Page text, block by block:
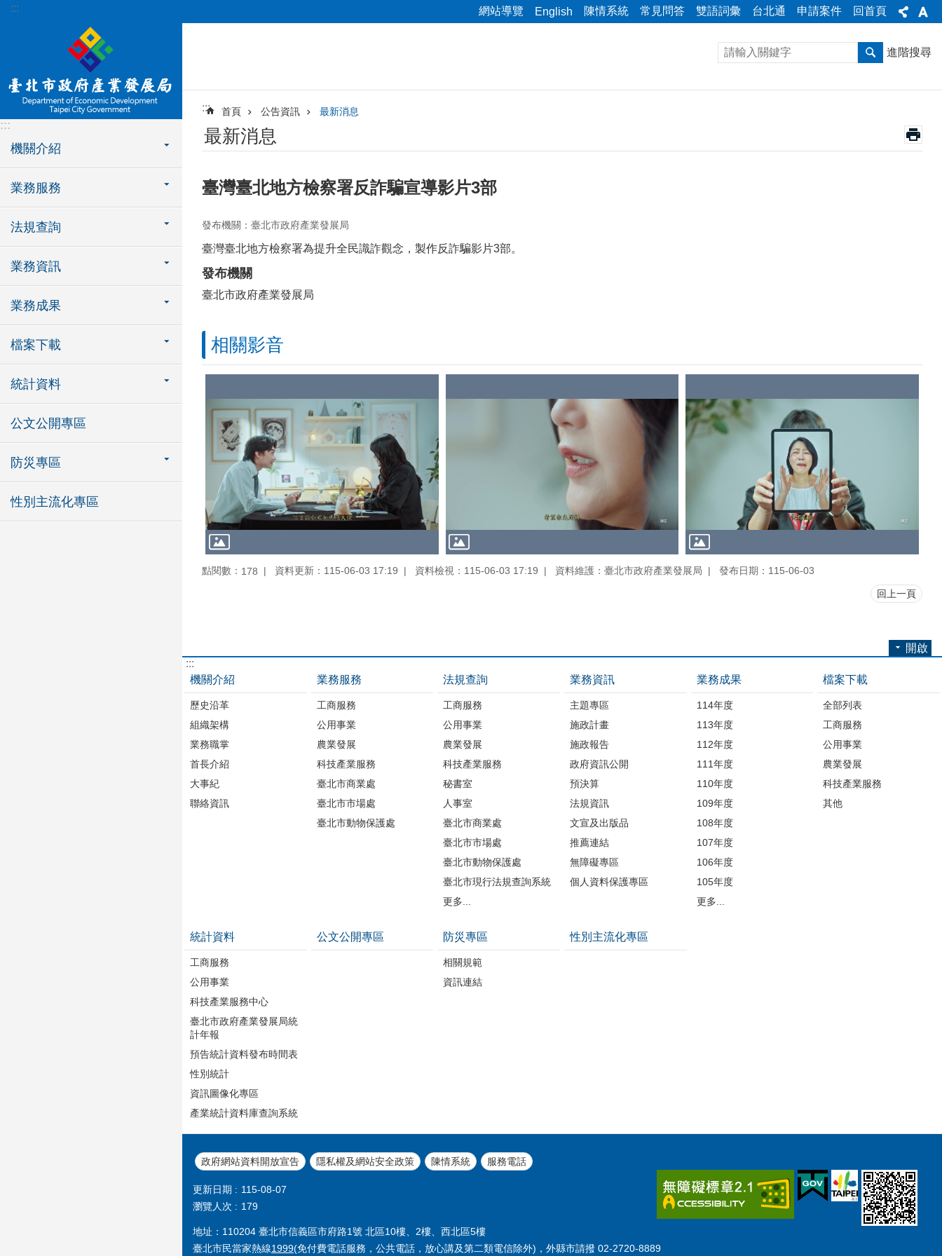
跳到主要內容區塊
::: 網站導覽 English 陳情系統 常見問答 雙語詞彙 台北通 申請案件 回首頁
:::
機關介紹
業務服務
法規查詢
業務資訊
業務成果
檔案下載
統計資料
公文公開專區
防災專區
性別主流化專區
進階搜尋
::: 首頁 公告資訊 最新消息
最新消息
臺灣臺北地方檢察署反詐騙宣導影片3部
發布機關：臺北市政府產業發展局
臺灣臺北地方檢察署為提升全民識詐觀念，製作反詐騙影片3部。
發布機關
臺北市政府產業發展局
相關影音
點閱數： 178 資料更新：115-06-03 17:19 資料檢視：115-06-03 17:19 資料維護：臺北市政府產業發展局 發布日期：115-06-03
回上一頁
開啟
:::
機關介紹
歷史沿革
組織架構
業務職掌
首長介紹
大事紀
聯絡資訊
業務服務
工商服務
公用事業
農業發展
科技產業服務
臺北市商業處
臺北市市場處
臺北市動物保護處
法規查詢
工商服務
公用事業
農業發展
科技產業服務
秘書室
人事室
臺北市商業處
臺北市市場處
臺北市動物保護處
臺北市現行法規查詢系統
更多...
業務資訊
主題專區
施政計畫
施政報告
政府資訊公開
預決算
法規資訊
文宣及出版品
推薦連結
無障礙專區
個人資料保護專區
業務成果
114年度
113年度
112年度
111年度
110年度
109年度
108年度
107年度
106年度
105年度
更多...
檔案下載
全部列表
工商服務
公用事業
農業發展
科技產業服務
其他
統計資料
工商服務
公用事業
科技產業服務中心
臺北市政府產業發展局統
計年報
預告統計資料發布時間表
性別統計
資訊圖像化專區
產業統計資料庫查詢系統
公文公開專區 防災專區
相關規範
資訊連結
性別主流化專區
政府網站資料開放宣告 隱私權及網站安全政策 陳情系統 服務電話
更新日期
115-08-07
瀏覽人次
179
地址：110204 臺北市信義區市府路1號 北區10樓、2樓、西北區5樓
臺北市民當家熱線1999(免付費電話服務，公共電話，放心講及第二類電信除外)，外縣市請撥 02-2720-8889